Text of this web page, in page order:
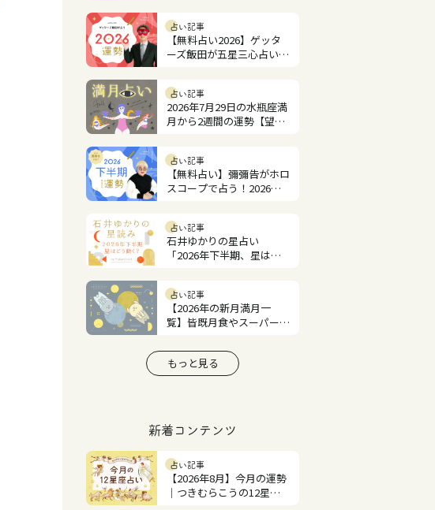
占い記事
【無料占い2026】ゲッタ
ーズ飯田が五星三心占いで
占い記事
2026年7月29日の水瓶座満
月から2週間の運勢【望月
占い記事
【無料占い】彌彌告がホロ
スコープで占う！2026年
占い記事
石井ゆかりの星占い
「2026年下半期、星はど
占い記事
【2026年の新月満月一
覧】皆既月食やスーパーム
もっと見る
新着コンテンツ
占い記事
【2026年8月】今月の運勢
｜つきむらこうの12星座